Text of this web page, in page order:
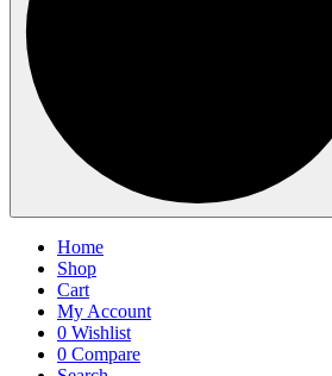
Home
Shop
Cart
My Account
0 Wishlist
0 Compare